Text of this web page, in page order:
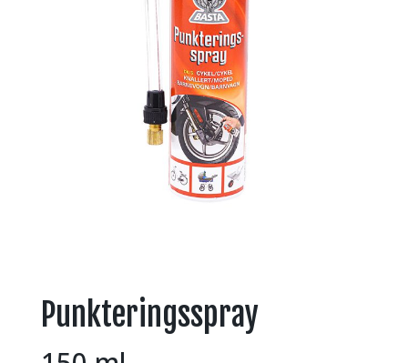
Punkteringsspray